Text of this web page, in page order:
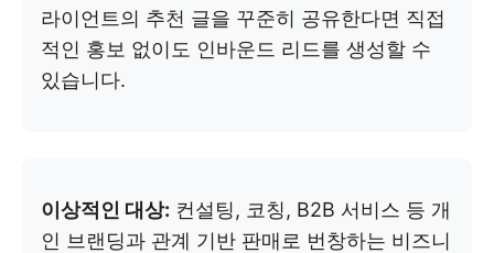
라이언트의 추천 글을 꾸준히 공유한다면 직접
적인 홍보 없이도 인바운드 리드를 생성할 수
있습니다.
이상적인 대상: 컨설팅, 코칭, B2B 서비스 등 개
인 브랜딩과 관계 기반 판매로 번창하는 비즈니